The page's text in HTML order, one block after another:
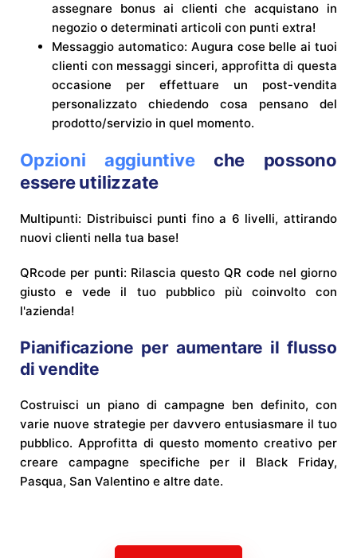
assegnare bonus ai clienti che acquistano in
negozio o determinati articoli con punti extra!
Messaggio automatico: Augura cose belle ai tuoi
clienti con messaggi sinceri, approfitta di questa
occasione per effettuare un post-vendita
personalizzato chiedendo cosa pensano del
prodotto/servizio in quel momento.
Opzioni aggiuntiveche possono
essere utilizzate
Multipunti: Distribuisci punti fino a 6 livelli, attirando
nuovi clienti nella tua base!
QRcode per punti: Rilascia questo QR code nel giorno
giusto e vede il tuo pubblico più coinvolto con
l'azienda!
Pianificazione per aumentare il flusso
di vendite
Costruisci un piano di campagne ben definito, con
varie nuove strategie per davvero entusiasmare il tuo
pubblico. Approfitta di questo momento creativo per
creare campagne specifiche per il Black Friday,
Pasqua, San Valentino e altre date.